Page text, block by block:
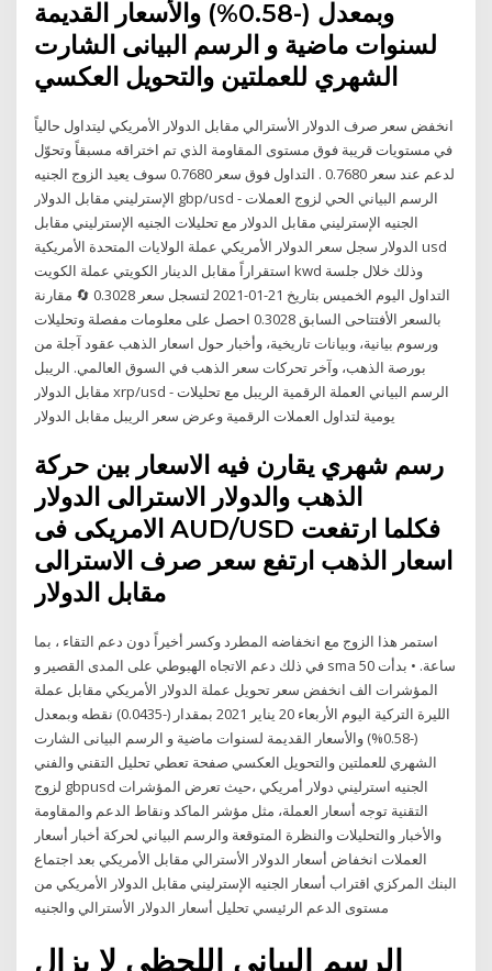
وبمعدل (-0.58%) والأسعار القديمة
لسنوات ماضية و الرسم البيانى الشارت
الشهري للعملتين والتحويل العكسي
انخفض سعر صرف الدولار الأسترالي مقابل الدولار الأمريكي ليتداول حالياً
في مستويات قريبة فوق مستوى المقاومة الذي تم اختراقه مسبقاً وتحوّل
لدعم عند سعر 0.7680 . التداول فوق سعر 0.7680 سوف يعيد الزوج الجنيه
الإسترليني مقابل الدولار gbp/usd - الرسم البياني الحي لزوج العملات
الجنيه الإسترليني مقابل الدولار مع تحليلات الجنيه الإسترليني مقابل
الدولار سجل سعر الدولار الأمريكي عملة الولايات المتحدة الأمريكية usd
استقراراً مقابل الدينار الكويتي عملة الكويت kwd وذلك خلال جلسة
التداول اليوم الخميس بتاريخ 21-01-2021 لتسجل سعر 0.3028 🔄 مقارنة
بالسعر الأفتتاحى السابق 0.3028 احصل على معلومات مفصلة وتحليلات
ورسوم بيانية، وبيانات تاريخية، وأخبار حول اسعار الذهب عقود آجلة من
بورصة الذهب، وآخر تحركات سعر الذهب في السوق العالمي. الريبل
مقابل الدولار xrp/usd - الرسم البياني العملة الرقمية الريبل مع تحليلات
يومية لتداول العملات الرقمية وعرض سعر الريبل مقابل الدولار
رسم شهري يقارن فيه الاسعار بين حركة
الذهب والدولار الاسترالى الدولار
الامريكى فى AUD/USD فكلما ارتفعت
اسعار الذهب ارتفع سعر صرف الاسترالى
استمر هذا الزوج مع انخفاضه المطرد وكسر أخيراً دون دعم التقاء ، بما
في ذلك دعم الاتجاه الهبوطي على المدى القصير و sma 50 ساعة. • بدأت
المؤشرات الف انخفض سعر تحويل عملة الدولار الأمريكي مقابل عملة
الليرة التركية اليوم الأربعاء 20 يناير 2021 بمقدار (-0.0435) نقطه وبمعدل
(-0.58%) والأسعار القديمة لسنوات ماضية و الرسم البيانى الشارت
الشهري للعملتين والتحويل العكسي صفحة تعطي تحليل التقني والفني
لزوج gbpusd الجنيه استرليني دولار أمريكي ،حيث تعرض المؤشرات
التقنية توجه أسعار العملة، مثل مؤشر الماكد ونقاط الدعم والمقاومة
والأخبار والتحليلات والنظرة المتوقعة والرسم البياني لحركة أخبار أسعار
العملات انخفاض أسعار الدولار الأسترالي مقابل الأمريكي بعد اجتماع
البنك المركزي اقتراب أسعار الجنيه الإسترليني مقابل الدولار الأمريكي من
مستوى الدعم الرئيسي تحليل أسعار الدولار الأسترالي والجنيه
الرسم البياني اللحظي لا يزال